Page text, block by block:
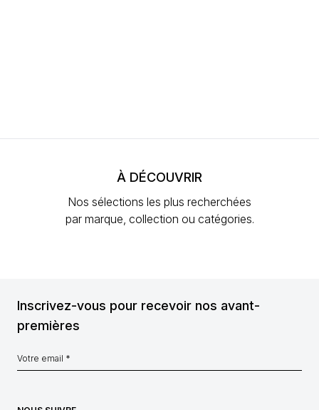
À DÉCOUVRIR
Nos sélections les plus recherchées
par marque, collection ou catégories.
Inscrivez-vous pour recevoir nos avant-
premières